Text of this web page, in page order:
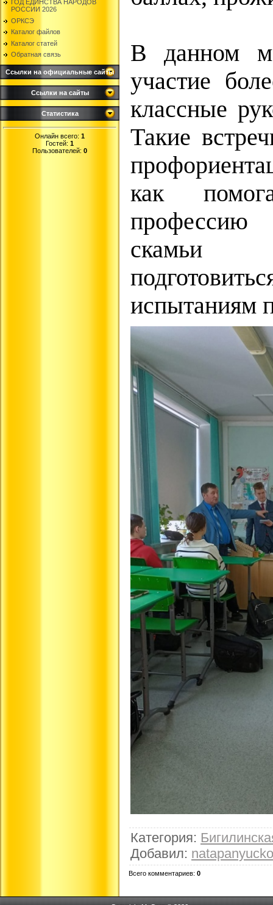
ГОД ЕДИНСТВА НАРОДОВ
РОССИИ 2026
ОРКСЭ
Каталог файлов
Каталог статей
Обратная связь
Ссылки на официальные сайты
Ссылки на сайты
Статистика
Онлайн всего: 1
Гостей: 1
Пользователей: 0
В данном
участие
классные
Такие
как
скамьи
испытаниям
Категория:
Добавил:
Всего комментариев: 0